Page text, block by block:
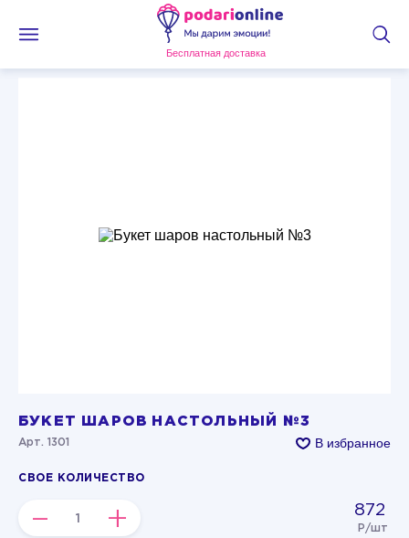
Бесплатная доставка
БУКЕТ ШАРОВ НАСТОЛЬНЫЙ №3
Арт. 1301 В избранное
СВОЕ КОЛИЧЕСТВО
– + 872
Р/шт